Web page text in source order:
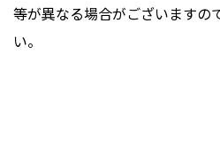
等が異なる場合がございますの
い。